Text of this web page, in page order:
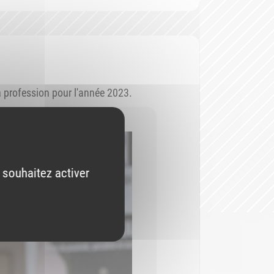
pour l'année 2023.
activer